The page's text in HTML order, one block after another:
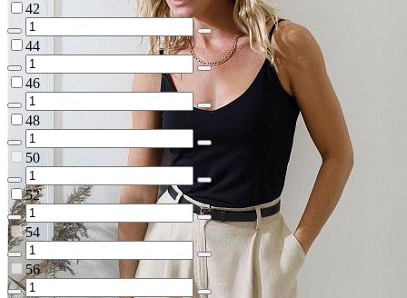
42
44
46
48
50
52
54
56